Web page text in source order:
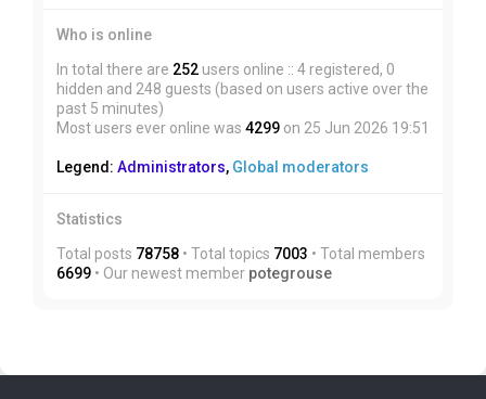
Who is online
In total there are 252 users online :: 4 registered, 0
hidden and 248 guests (based on users active over the
past 5 minutes)
Most users ever online was 4299 on 25 Jun 2026 19:51
Legend: Administrators, Global moderators
Statistics
Total posts 78758 • Total topics 7003 • Total members
6699 • Our newest member potegrouse